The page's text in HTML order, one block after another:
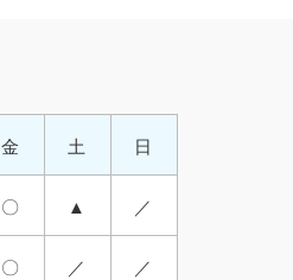
金 土 日
〇 ▲ ／
〇 ／ ／